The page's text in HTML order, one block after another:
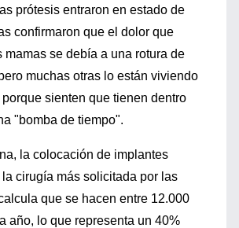
prótesis entraron en estado de
confirmaron que el dolor que
mamas se debía a una rotura de
muchas otras lo están viviendo
sienten que tienen dentro
"bomba de tiempo".
la colocación de implantes
cirugía más solicitada por las
que se hacen entre 12.000
año, lo que representa un 40%